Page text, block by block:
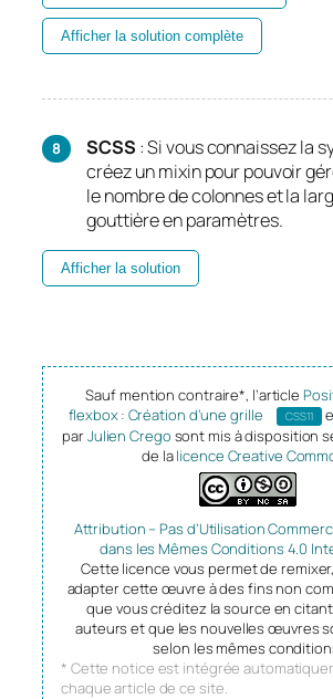
Afficher la solution complète
SCSS : Si vous connaissez la
créez un mixin pour pouvoir
le nombre de colonnes et la
gouttière en paramètres.
Afficher la solution
Sauf mention contraire*, l’article
flexbox : Création d’une grille
CSS11
parJulien Crego sont mis à disposition
de lalicence Creative
Attribution – Pas d’Utilisation
dans les Mêmes Conditions 4.0
Cette licence vous permet de
adapter cette œuvre à des fins non
que vous créditez la source en
auteurs et que les nouvelles œuvres
selon les mêmes
* Cette notice est intégrée
chaque article de ce site.